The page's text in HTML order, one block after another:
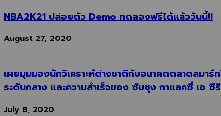
NBA2K21 ปล่อยตัว Demo ทดลองฟรีได้แล้ววันนี้!!
August 27, 2020
เผยมุมมองนักวิเคราะห์ต่างชาติกับอนาคตตลาดสมาร์
ระดับกลาง และความสำเร็จของ ซัมซุง กาแลคซี่ เอ ซี
July 8, 2020